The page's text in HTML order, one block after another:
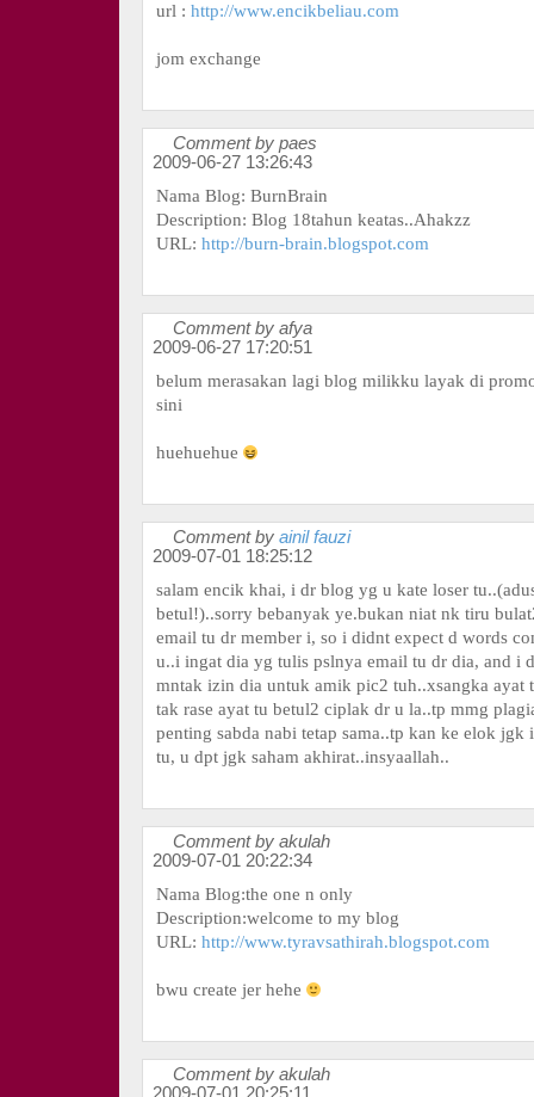
url : http://www.encikbeliau.com
jom exchange
Comment by paes
2009-06-27 13:26:43
Nama Blog: BurnBrain
Description: Blog 18tahun keatas..Ahakzz
URL: http://burn-brain.blogspot.com
Comment by afya
2009-06-27 17:20:51
belum merasakan lagi blog milikku layak di
sini
huehuehue
Comment by ainil fauzi
2009-07-01 18:25:12
salam encik khai, i dr blog yg u kate loser
betul!)..sorry bebanyak ye.bukan niat nk tiru
email tu dr member i, so i didnt expect d words
u..i ingat dia yg tulis pslnya email tu dr dia, and i
mntak izin dia untuk amik pic2 tuh..xsangka ayat
tak rase ayat tu betul2 ciplak dr u la..tp mmg
penting sabda nabi tetap sama..tp kan ke elok jgk
tu, u dpt jgk saham akhirat..insyaallah..
Comment by akulah
2009-07-01 20:22:34
Nama Blog:the one n only
Description:welcome to my blog
URL: http://www.tyravsathirah.blogspot.com
bwu create jer hehe
Comment by akulah